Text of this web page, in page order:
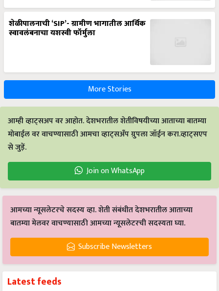
शेळीपालनाची ‘SIP’- ग्रामीण भागातील आर्थिक
स्वावलंबनाचा यशस्वी फॉर्मुला
More Stories
आम्ही व्हाट्सअप वर आहोत. देशभरातील शेतीविषयीच्या आताच्या बातम्या
मोबाईल वर वाचण्यासाठी आमचा व्हाट्सअँप ग्रुपला जॉईन करा.व्हाट्सएप
से जुड़ें.
Join on WhatsApp
आमच्या न्यूसलेटरचे सदस्य व्हा. शेती संबंधीत देशभरातील आताच्या
बातम्या मेलवर वाचण्यासाठी आमच्या न्यूसलेटरची सदस्यता घ्या.
Subscribe Newsletters
Latest feeds